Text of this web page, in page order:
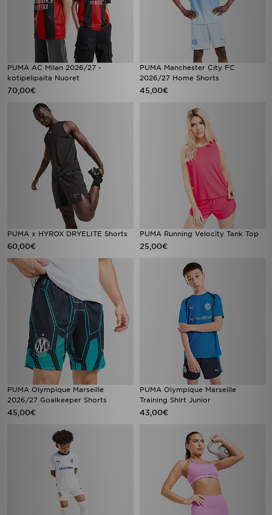
PUMA AC Milan 2026/27 -
kotipelipaita Nuoret
70,00€
PUMA Manchester City FC
2026/27 Home Shorts
45,00€
PUMA x HYROX DRYELITE Shorts
60,00€
PUMA Running Velocity Tank Top
25,00€
PUMA Olympique Marseille
2026/27 Goalkeeper Shorts
45,00€
PUMA Olympique Marseille
Training Shirt Junior
43,00€